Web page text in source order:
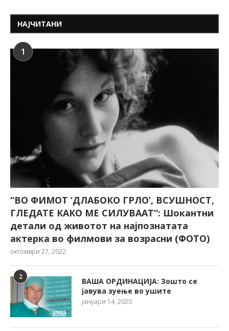
НАЈЧИТАНИ
1
“ВО ФИМОТ ‘ДЛАБОКО ГРЛО’, ВСУШНОСТ,
ГЛЕДАТЕ КАКО МЕ СИЛУВААТ“: Шокантни
детали од животот на најпознатата
актерка во филмови за возрасни (ФОТО)
октомври 27, 2022
2
ВАША ОРДИНАЦИЈА: Зошто се
јавува зуење во ушите
јануари 14, 2020